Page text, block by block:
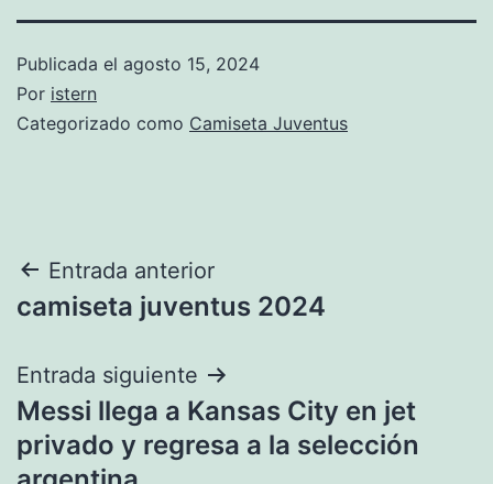
Publicada el agosto 15, 2024
Por istern
Categorizado como Camiseta Juventus
Navegación
de
entradas
Entrada anterior
camiseta juventus 2024
Entrada siguiente
Messi llega a Kansas City en jet
privado y regresa a la selección